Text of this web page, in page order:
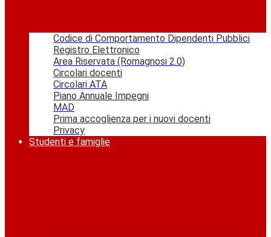
Codice di Comportamento Dipendenti Pubblici
Registro Elettronico
Area Riservata (Romagnosi 2.0)
Circolari docenti
Circolari ATA
Piano Annuale Impegni
MAD
Prima accoglienza per i nuovi docenti
Privacy
Studenti e famiglie